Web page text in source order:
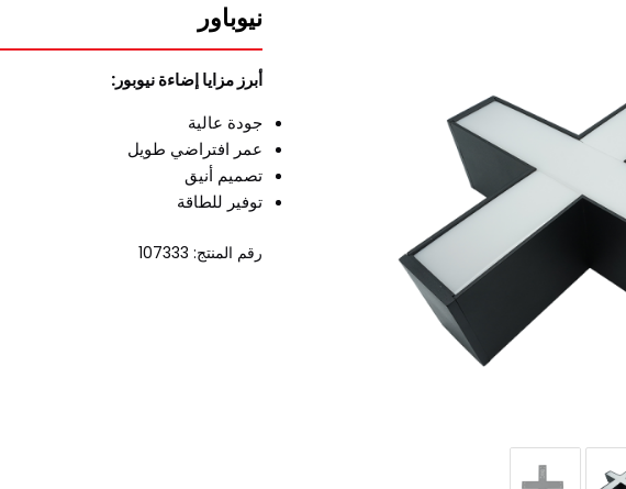
نيوباور
أبرز مزايا إضاءة نيوبور:
جودة عالية
عمر افتراضي طويل
تصميم أنيق
توفير للطاقة
رقم المنتج: 107333